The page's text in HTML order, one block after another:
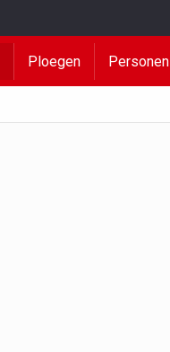
Ploegen Personen